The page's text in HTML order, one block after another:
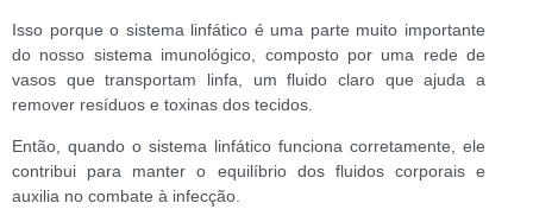
Isso porque o sistema linfático é uma parte muito importante
do nosso sistema imunológico, composto por uma rede de
vasos que transportam linfa, um fluido claro que ajuda a
remover resíduos e toxinas dos tecidos.
Então, quando o sistema linfático funciona corretamente, ele
contribui para manter o equilíbrio dos fluidos corporais e
auxilia no combate à infecção.